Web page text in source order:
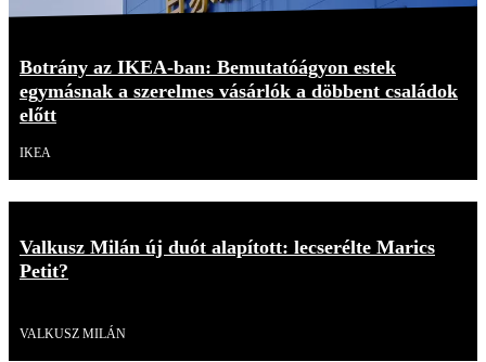
Botrány az IKEA-ban: Bemutatóágyon estek
egymásnak a szerelmes vásárlók a döbbent családok
előtt
IKEA
Valkusz Milán új duót alapított: lecserélte Marics
Petit?
VALKUSZ MILÁN